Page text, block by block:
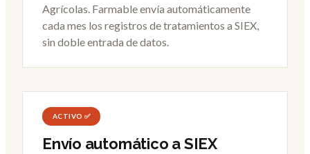
Agrícolas. Farmable envía automáticamente
cada mes los registros de tratamientos a SIEX,
sin doble entrada de datos.
ACTIVO ✅
Envío automático a SIEX